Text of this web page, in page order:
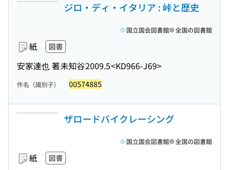
ジロ・ディ・イタリア : 峠と歴史
紙 図書
安家達也 著未知谷2009.5<KD966-J69>
国立国会図書館 全国の図書館
件名（識別子） 00574885
ザロードバイクレーシング
紙 図書
国立国会図書館 全国の図書館